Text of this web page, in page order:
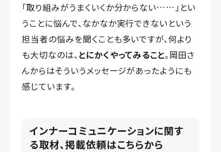
「取り組みがうまくいくか分からない……」とい
うことに悩んで、なかなか実行できないという
担当者の悩みを聞くことも多いですが、何より
も大切なのは、 とにかくやってみること。岡田さ
んからはそういうメッセージがあったようにも
感じています。
インナーコミュニケーションに関す
る取材、掲載依頼はこちらから